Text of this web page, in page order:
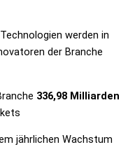
werden in
der Branche
336,98 Milliarden
jährlichen Wachstum